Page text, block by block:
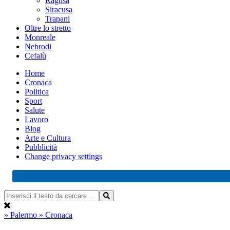
Siracusa
Trapani
Oltre lo stretto
Monreale
Nebrodi
Cefalù
Home
Cronaca
Politica
Sport
Salute
Lavoro
Blog
Arte e Cultura
Pubblicità
Change privacy settings
» Palermo » Cronaca